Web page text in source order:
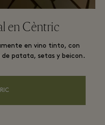
en Cèntric
en vino tinto, con
de patata, setas y beicon.